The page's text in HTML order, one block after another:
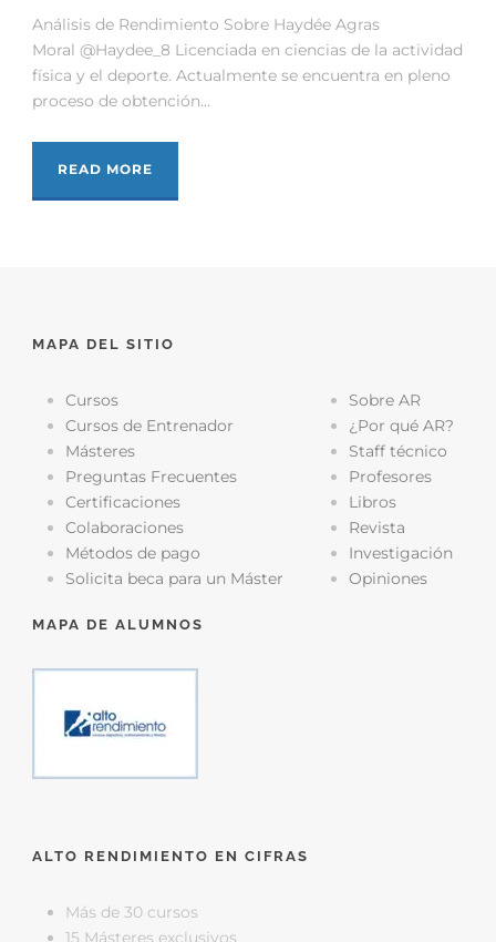
Análisis de Rendimiento Sobre Haydée Agras
Moral @Haydee_8 Licenciada en ciencias de la actividad
física y el deporte. Actualmente se encuentra en pleno
proceso de obtención...
READ MORE
MAPA DEL SITIO
Cursos
Cursos de Entrenador
Másteres
Preguntas Frecuentes
Certificaciones
Colaboraciones
Métodos de pago
Solicita beca para un Máster
Sobre AR
¿Por qué AR?
Staff técnico
Profesores
Libros
Revista
Investigación
Opiniones
MAPA DE ALUMNOS
ALTO RENDIMIENTO EN CIFRAS
Más de 30 cursos